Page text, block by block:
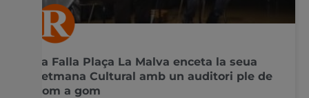
La Falla Plaça La Malva enceta la seua
Setmana Cultural amb un auditori ple de
gom a gom